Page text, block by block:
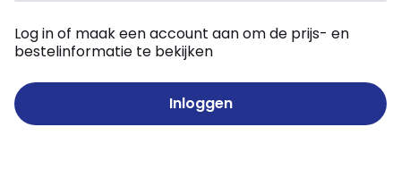
Log in of maak een account aan om de prijs- en
bestelinformatie te bekijken
Inloggen